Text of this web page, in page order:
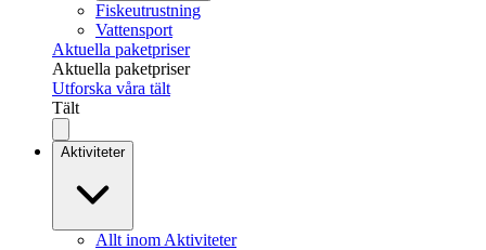
Fiskeutrustning
Vattensport
Aktuella paketpriser
Aktuella paketpriser
Utforska våra tält
Tält
Aktiviteter
Allt inom Aktiviteter